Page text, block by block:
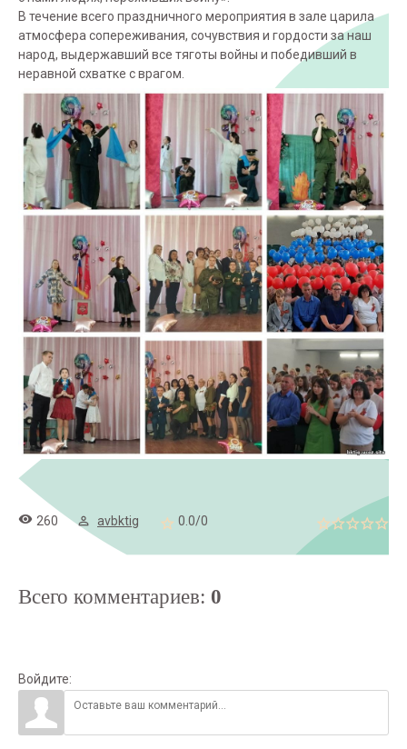
В течение всего праздничного мероприятия в зале царила
атмосфера сопереживания, сочувствия и гордости за наш
народ, выдержавший все тяготы войны и победивший в
неравной схватке с врагом.
260 avbktig 0.0/0
Всего комментариев: 0
Войдите: